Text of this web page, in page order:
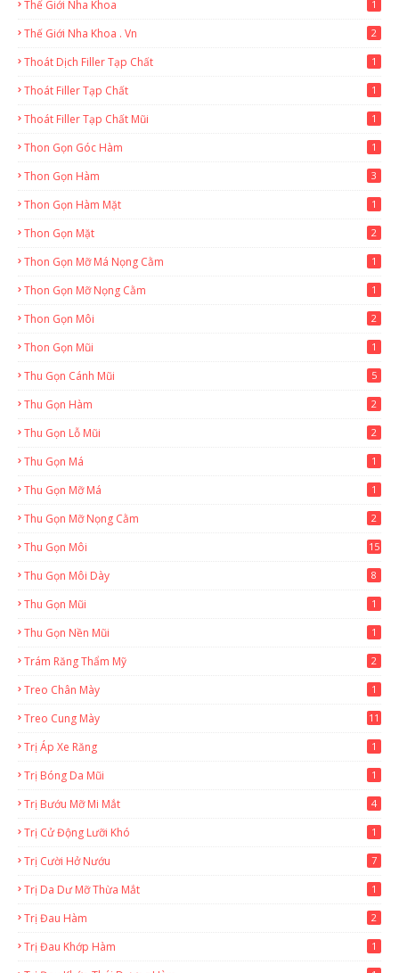
Thế Giới Nha Khoa 1
Thế Giới Nha Khoa . Vn 2
Thoát Dịch Filler Tạp Chất 1
Thoát Filler Tạp Chất 1
Thoát Filler Tạp Chất Mũi 1
Thon Gọn Góc Hàm 1
Thon Gọn Hàm 3
Thon Gọn Hàm Mặt 1
Thon Gọn Mặt 2
Thon Gọn Mỡ Má Nọng Cằm 1
Thon Gọn Mỡ Nọng Cằm 1
Thon Gọn Môi 2
Thon Gọn Mũi 1
Thu Gọn Cánh Mũi 5
Thu Gọn Hàm 2
Thu Gọn Lỗ Mũi 2
Thu Gọn Má 1
Thu Gọn Mỡ Má 1
Thu Gọn Mỡ Nọng Cằm 2
Thu Gọn Môi 15
Thu Gọn Môi Dày 8
Thu Gọn Mũi 1
Thu Gọn Nền Mũi 1
Trám Răng Thẩm Mỹ 2
Treo Chân Mày 1
Treo Cung Mày 11
Trị Áp Xe Răng 1
Trị Bóng Da Mũi 1
Trị Bướu Mỡ Mi Mắt 4
Trị Cử Động Lưỡi Khó 1
Trị Cười Hở Nướu 7
Trị Da Dư Mỡ Thừa Mắt 1
Trị Đau Hàm 2
Trị Đau Khớp Hàm 1